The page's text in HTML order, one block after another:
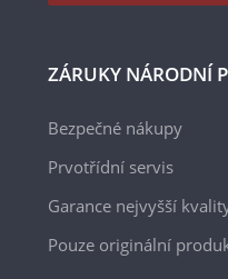
ZÁRUKY NÁRODNÍ
Bezpečné nákupy
Prvotřídní servis
Garance nejvyšší
Pouze originální